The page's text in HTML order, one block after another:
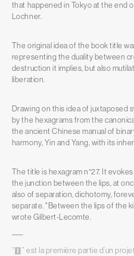
that happened in Tokyo at the end
Lochner.
The original idea of the book title
representing the duality between
destruction it implies, but also
liberation.
Drawing on this idea of juxtaposed
by the hexagrams from the
the ancient Chinese manual of
harmony, Yin and Yang, with its
The title is hexagram n°27. It
the junction between the lips, at
also of separation, dichotomy,
separate. "Between the lips of the
wrote Gilbert-Lecomte.
–––
“䷚” est la première partie d’un